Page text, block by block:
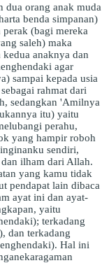
dua orang anak muda
benda simpanan)
(bagi mereka
saleh) maka
anaknya dan
agar
sampai kepada usia
rahmat dari
sedangkan 'Amilnya
itu) yaitu
perahu,
yang hampir roboh
sendiri,
ilham dari Allah.
yang kamu tidak
pendapat lain dibaca
ayat ini dan ayat-
yaitu
terkadang
dan terkadang
Hal ini